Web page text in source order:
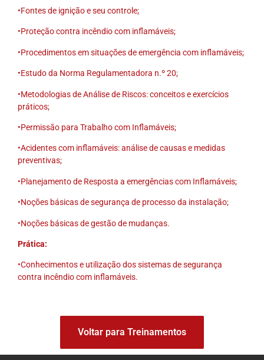
•Fontes de ignição e seu controle;
•Proteção contra incêndio com inflamáveis;
•Procedimentos em situações de emergência com inflamáveis;
•Estudo da Norma Regulamentadora n.º 20;
•Metodologias de Análise de Riscos: conceitos e exercícios
práticos;
•Permissão para Trabalho com Inflamáveis;
•Acidentes com inflamáveis: análise de causas e medidas
preventivas;
•Planejamento de Resposta a emergências com Inflamáveis;
•Noções básicas de segurança de processo da instalação;
•Noções básicas de gestão de mudanças.
Prática:
•Conhecimentos e utilização dos sistemas de segurança
contra incêndio com inflamáveis.
Voltar para Treinamentos